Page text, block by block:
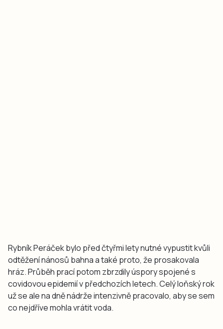
Rybník Peráček bylo před čtyřmi lety nutné vypustit kvůli
odtěžení nánosů bahna a také proto, že prosakovala
hráz. Průběh prací potom zbrzdily úspory spojené s
covidovou epidemií v předchozích letech. Celý loňský rok
už se ale na dně nádrže intenzivně pracovalo, aby se sem
co nejdříve mohla vrátit voda.